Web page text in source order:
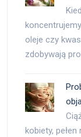
oleje czy
zdobywają
kobiety,